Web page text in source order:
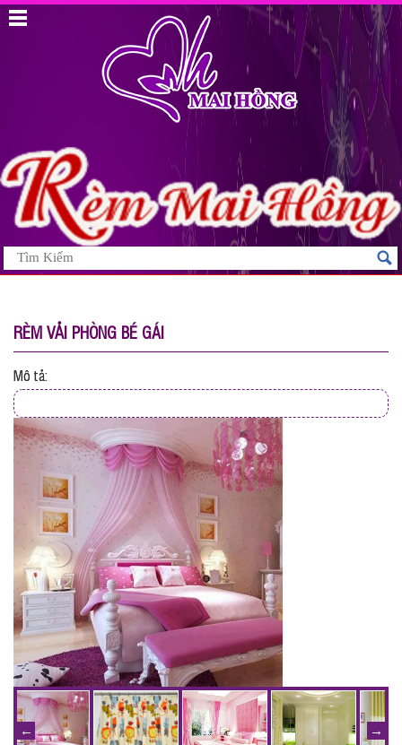
RÈM VẢI PHÒNG BÉ GÁI
Mô tả: